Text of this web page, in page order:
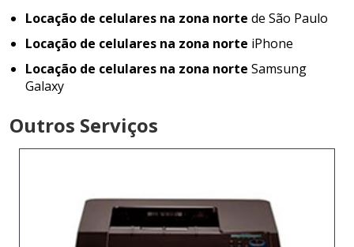
Locação de celulares na zona norte de São Paulo
Locação de celulares na zona norte iPhone
Locação de celulares na zona norte Samsung
Galaxy
Outros Serviços